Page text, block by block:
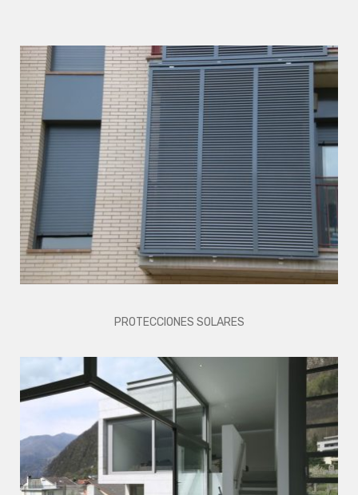
PROTECCIONES SOLARES